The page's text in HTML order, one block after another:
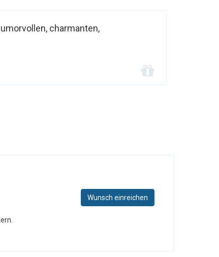
charmanten,
Wunsch einreichen